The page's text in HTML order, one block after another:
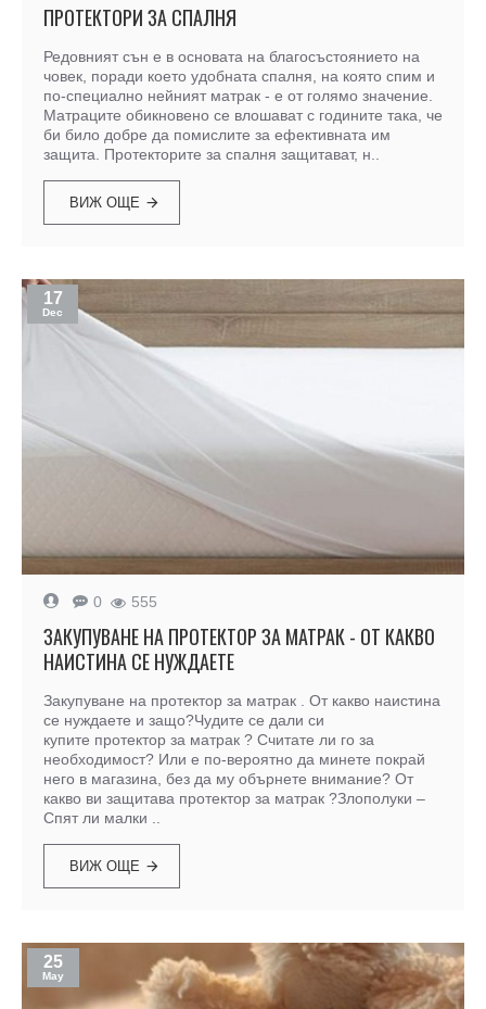
ПРОТЕКТОРИ ЗА СПАЛНЯ
Редовният сън е в основата на благосъстоянието на
човек, поради което удобната спалня, на която спим и
по-специално нейният матрак - е от голямо значение.
Матраците обикновено се влошават с годините така, че
би било добре да помислите за ефективната им
защита. Протекторите за спалня защитават, н..
ВИЖ ОЩЕ
17
Dec
0 555
ЗАКУПУВАНЕ НА ПРОТЕКТОР ЗА МАТРАК - ОТ КАКВО
НАИСТИНА СЕ НУЖДАЕТЕ
Закупуване на протектор за матрак . От какво наистина
се нуждаете и защо?Чудите се дали си
купите протектор за матрак ? Считате ли го за
необходимост? Или е по-вероятно да минете покрай
него в магазина, без да му обърнете внимание? От
какво ви защитава протектор за матрак ?Злополуки –
Спят ли малки ..
ВИЖ ОЩЕ
25
May